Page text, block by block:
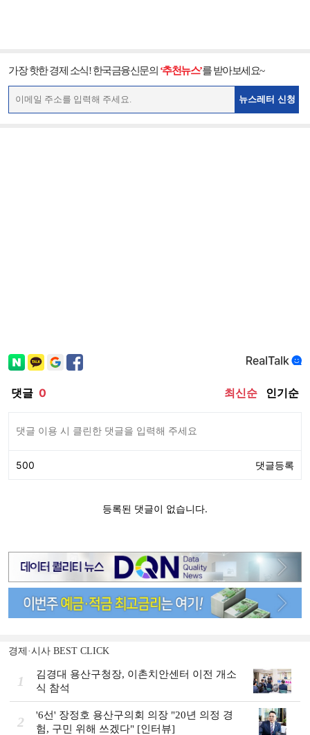
가장 핫한 경제 소식! 한국금융신문의 ‘추천뉴스’를 받아보세요~
뉴스레터 신청
경제·시사 BEST CLICK
1
김경대 용산구청장, 이촌치안센터 이전 개소
식 참석
2
'6선' 장정호 용산구의회 의장 "20년 의정 경
험, 구민 위해 쓰겠다" [인터뷰]